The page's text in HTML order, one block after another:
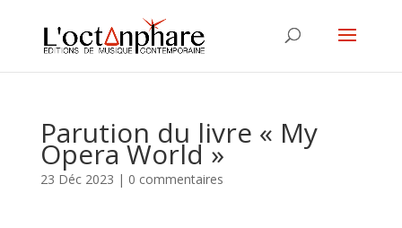
Parution du livre « My
Opera World »
23 Déc 2023 | 0 commentaires